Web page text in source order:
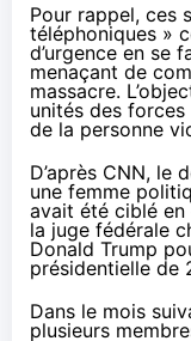
Pour rappel, ces
téléphoniques »
d’urgence en se
menaçant de
massacre.
unités des
de la personne
D’après CNN, le
une femme
avait été ciblé
la juge fédérale
Donald Trump
présidentielle de
Dans le mois
plusieurs